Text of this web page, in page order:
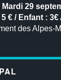
Mardi 29
€ / Enfant : 3€
des Alpes-